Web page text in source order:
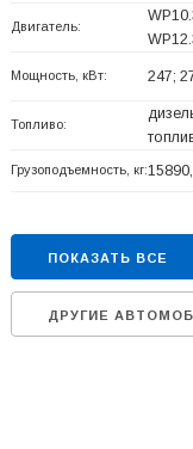
Двигатель:
Мощность, кВт: 247;
Топливо:
Грузоподъемность, кг:
ПОКАЗАТЬ ВСЕ
ДРУГИЕ